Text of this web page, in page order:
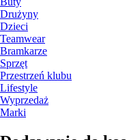
Drużyny
Dzieci
Teamwear
Bramkarze
Sprzęt
Przestrzeń klubu
Lifestyle
Wyprzedaż
Marki